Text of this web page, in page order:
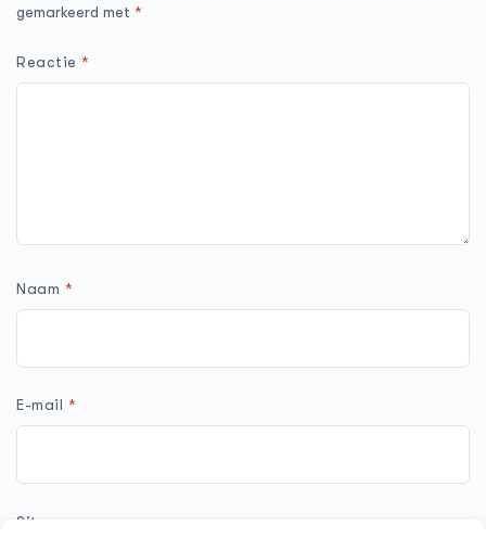
gemarkeerd met *
Reactie*
Naam *
E-mail *
Site